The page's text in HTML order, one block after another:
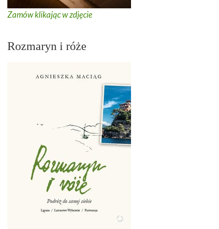
Zamów klikając w zdjęcie
Rozmaryn i róże